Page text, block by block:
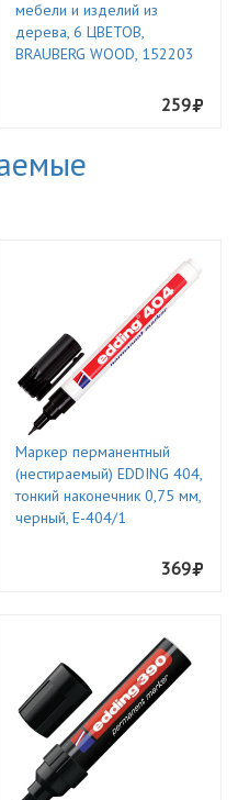
мебели и изделий из
дерева, 6 ЦВЕТОВ,
BRAUBERG WOOD, 152203
259
Маркер перманентный
(нестираемый) EDDING 404,
тонкий наконечник 0,75 мм,
черный, E-404/1
369